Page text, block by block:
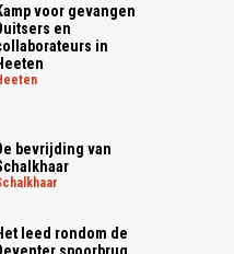
voor gevangen
en
in
heeten
bevrijding van
schalkhaar
leed rondom de